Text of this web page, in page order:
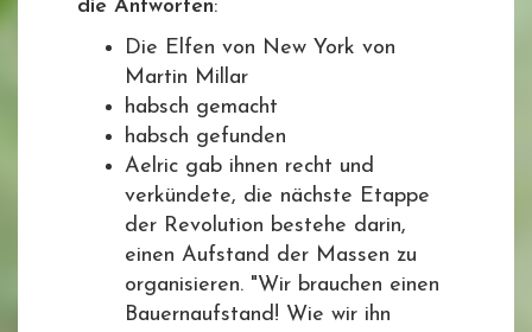
die Antworten:
Die Elfen von New York von
Martin Millar
habsch gemacht
habsch gefunden
Aelric gab ihnen recht und
verkündete, die nächste Etappe
der Revolution bestehe darin,
einen Aufstand der Massen zu
organisieren. "Wir brauchen einen
Bauernaufstand! Wie wir ihn